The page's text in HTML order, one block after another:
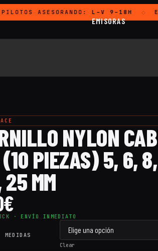
ASESORANDO: L–V 9–18H
EMISORAS
NYLON
PIEZAS) 5, 6,
MM
€
· ENVÍO INMEDIATO
MEDIDAS
Clear